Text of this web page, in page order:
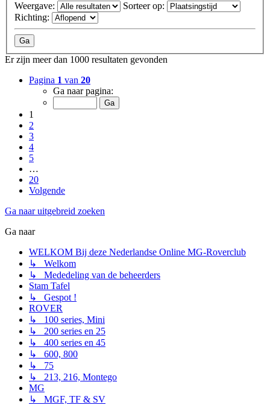
Weergave:
Sorteer op:
Richting:
Er zijn meer dan 1000 resultaten gevonden
Pagina 1 van 20
Ga naar pagina:
1
2
3
4
5
…
20
Volgende
Ga naar uitgebreid zoeken
Ga naar
WELKOM Bij deze Nederlandse Online MG-Roverclub
↳ Welkom
↳ Mededeling van de beheerders
Stam Tafel
↳ Gespot !
ROVER
↳ 100 series, Mini
↳ 200 series en 25
↳ 400 series en 45
↳ 600, 800
↳ 75
↳ 213, 216, Montego
MG
↳ MGF, TF & SV